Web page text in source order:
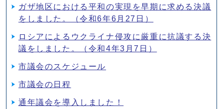
ガザ地区における平和の実現を早期に求める決議
をしました。（令和6年6月27日）
ロシアによるウクライナ侵攻に厳重に抗議する決
議をしました。（令和4年3月7日）
市議会のスケジュール
市議会の日程
通年議会を導入しました！